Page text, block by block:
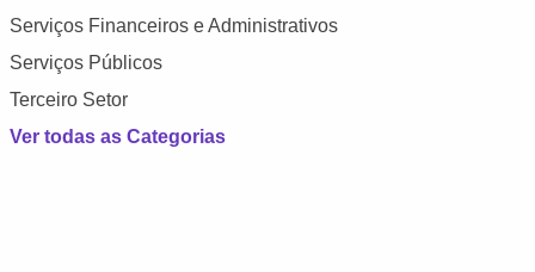
Serviços Financeiros e Administrativos
Serviços Públicos
Terceiro Setor
Ver todas as Categorias